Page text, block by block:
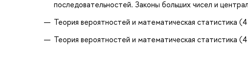
последовательностей. Законы больших чисел и
Теория вероятностей и математическая статистика
Теория вероятностей и математическая статистика